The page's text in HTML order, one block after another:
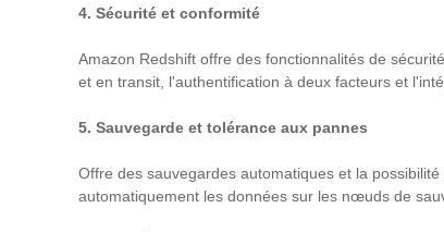
4. Sécurité et conformité
Amazon Redshift offre des fonctionnalités de
et en transit, l'authentification à deux facteurs et
5. Sauvegarde et tolérance aux pannes
Offre des sauvegardes automatiques et la
automatiquement les données sur les nœuds de